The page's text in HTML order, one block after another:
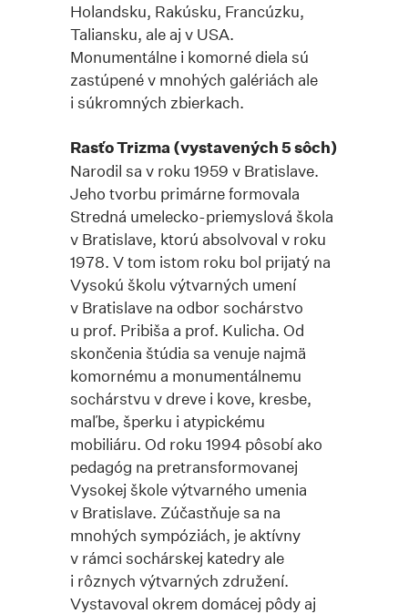
Holandsku, Rakúsku, Francúzku,
Taliansku, ale aj v USA.
Monumentálne i komorné diela sú
zastúpené v mnohých galériách ale
i súkromných zbierkach.
Rasťo Trizma (vystavených 5 sôch)
Narodil sa v roku 1959 v Bratislave.
Jeho tvorbu primárne formovala
Stredná umelecko-priemyslová škola
v Bratislave, ktorú absolvoval v roku
1978. V tom istom roku bol prijatý na
Vysokú školu výtvarných umení
v Bratislave na odbor sochárstvo
u prof. Pribiša a prof. Kulicha. Od
skončenia štúdia sa venuje najmä
komornému a monumentálnemu
sochárstvu v dreve i kove, kresbe,
maľbe, šperku i atypickému
mobiliáru. Od roku 1994 pôsobí ako
pedagóg na pretransformovanej
Vysokej škole výtvarného umenia
v Bratislave. Zúčastňuje sa na
mnohých sympóziách, je aktívny
v rámci sochárskej katedry ale
i rôznych výtvarných združení.
Vystavoval okrem domácej pôdy aj